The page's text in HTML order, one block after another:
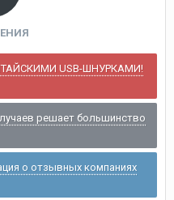
USB-ШНУРКАМИ!
решает большинство
о отзывных компаниях